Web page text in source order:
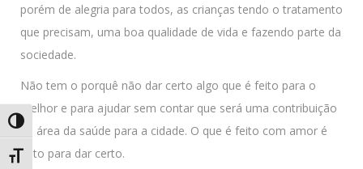
Alternar alto contraste
Alternar tamanho da fonte
porém de alegria para todos, as crianças tendo o tratamento
que precisam, uma boa qualidade de vida e fazendo parte da
sociedade.
Não tem o porquê não dar certo algo que é feito para o
melhor e para ajudar sem contar que será uma contribuição
na área da saúde para a cidade. O que é feito com amor é
feito para dar certo.